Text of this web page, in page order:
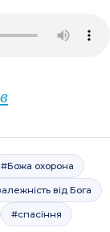
#Божа охорона
від Бога
#спасіння